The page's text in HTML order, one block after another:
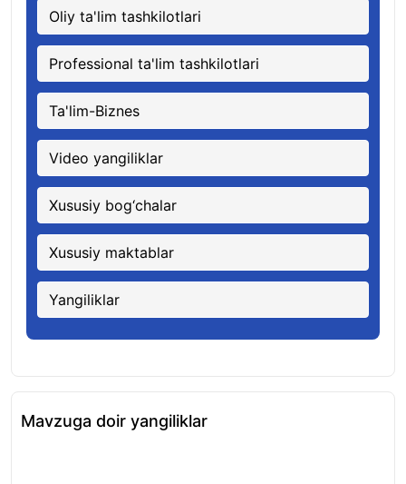
Oliy ta'lim tashkilotlari
Professional ta'lim tashkilotlari
Ta'lim-Biznes
Video yangiliklar
Xususiy bog‘chalar
Xususiy maktablar
Yangiliklar
Mavzuga doir yangiliklar